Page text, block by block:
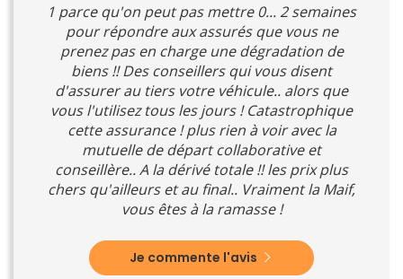
1 parce qu'on peut pas mettre 0... 2 semaines
pour répondre aux assurés que vous ne
prenez pas en charge une dégradation de
biens !! Des conseillers qui vous disent
d'assurer au tiers votre véhicule.. alors que
vous l'utilisez tous les jours ! Catastrophique
cette assurance ! plus rien à voir avec la
mutuelle de départ collaborative et
conseillère.. A la dérivé totale !! les prix plus
chers qu'ailleurs et au final.. Vraiment la Maif,
vous êtes à la ramasse !
Je commente l'avis